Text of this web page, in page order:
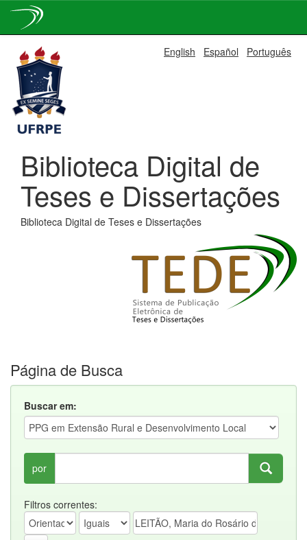
navigation
English Español Português
Biblioteca Digital de
Teses e Dissertações
Biblioteca Digital de Teses e Dissertações
Página de Busca
Buscar em:
por
Filtros correntes: